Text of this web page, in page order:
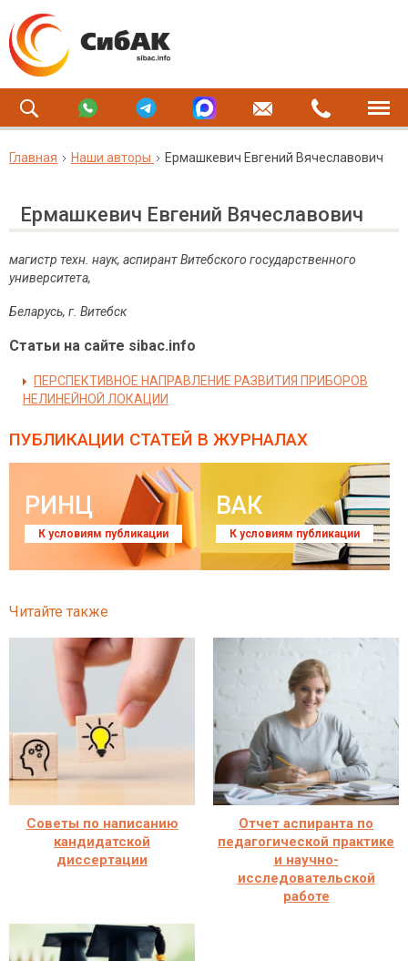
Главная Наши авторы Ермашкевич Евгений Вячеславович
Ермашкевич Евгений Вячеславович
магистр техн. наук, аспирант Витебского государственного
университета,
Беларусь, г. Витебск
Статьи на сайте sibac.info
ПЕРСПЕКТИВНОЕ НАПРАВЛЕНИЕ РАЗВИТИЯ ПРИБОРОВ
НЕЛИНЕЙНОЙ ЛОКАЦИИ
ПУБЛИКАЦИИ СТАТЕЙ В ЖУРНАЛАХ
РИНЦ
К условиям публикации
ВАК
К условиям публикации
Читайте также
Советы по написанию
кандидатской
диссертации
Отчет аспиранта по
педагогической практике
и научно-
исследовательской
работе